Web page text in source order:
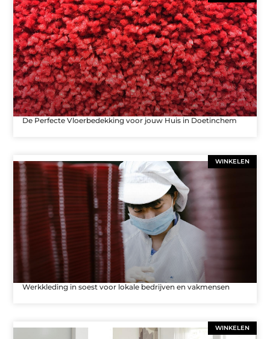
De Perfecte Vloerbedekking voor jouw Huis in Doetinchem
WINKELEN
Werkkleding in soest voor lokale bedrijven en vakmensen
WINKELEN